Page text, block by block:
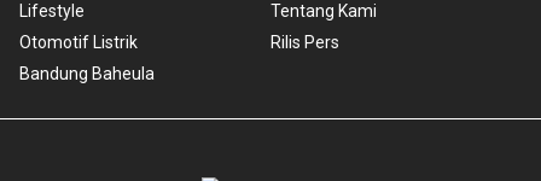
Lifestyle
Otomotif Listrik
Bandung Baheula
Tentang Kami
Rilis Pers